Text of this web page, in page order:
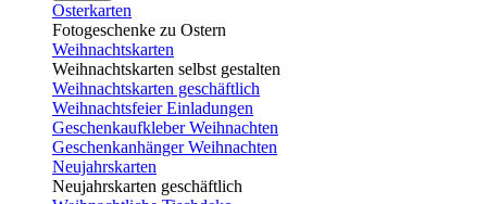
Osterkarten
Fotogeschenke zu Ostern
Weihnachtskarten
Weihnachtskarten selbst gestalten
Weihnachtskarten geschäftlich
Weihnachtsfeier Einladungen
Geschenkaufkleber Weihnachten
Geschenkanhänger Weihnachten
Neujahrskarten
Neujahrskarten geschäftlich